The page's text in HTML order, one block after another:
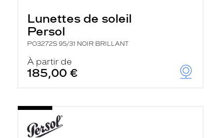
Lunettes de soleil
Persol
PO3272S 95/31 NOIR BRILLANT
À partir de
185,00 €